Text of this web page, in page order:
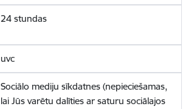
24 stundas
uvc
Sociālo mediju sīkdatnes (nepieciešamas,
lai Jūs varētu dalīties ar saturu sociālajos